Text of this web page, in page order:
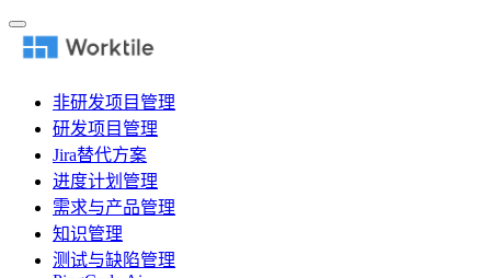
非研发项目管理
研发项目管理
Jira替代方案
进度计划管理
需求与产品管理
知识管理
测试与缺陷管理